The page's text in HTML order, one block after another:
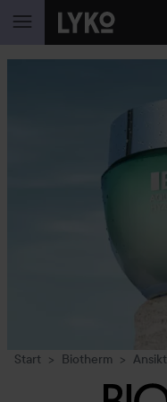
GÅ TIL INNHOLD
Start Biotherm Ansikt